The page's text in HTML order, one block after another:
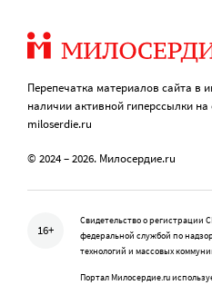
Перепечатка материалов сайта в
наличии активной гиперссылки
miloserdie.ru
© 2024 – 2026. Милосердие.ru
16+
Свидетельство о регистрации
федеральной службой по
технологий и массовых
Портал Милосердие.ru